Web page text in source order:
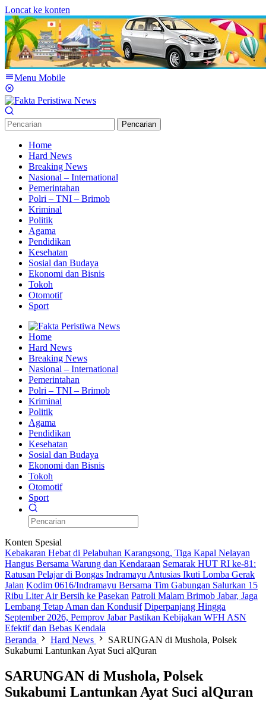
Loncat ke konten
Menu Mobile
Pencarian
Home
Hard News
Breaking News
Nasional – International
Pemerintahan
Polri – TNI – Brimob
Kriminal
Politik
Agama
Pendidikan
Kesehatan
Sosial dan Budaya
Ekonomi dan Bisnis
Tokoh
Otomotif
Sport
Home
Hard News
Breaking News
Nasional – International
Pemerintahan
Polri – TNI – Brimob
Kriminal
Politik
Agama
Pendidikan
Kesehatan
Sosial dan Budaya
Ekonomi dan Bisnis
Tokoh
Otomotif
Sport
Konten Spesial
Kebakaran Hebat di Pelabuhan Karangsong, Tiga Kapal Nelayan
Hangus Bersama Warung dan Kendaraan Semarak HUT RI ke-81:
Ratusan Pelajar di Bongas Indramayu Antusias Ikuti Lomba Gerak
Jalan Kodim 0616/Indramayu Bersama Tim Gabungan Salurkan 15
Ribu Liter Air Bersih ke Pasekan Patroli Malam Brimob Jabar, Jaga
Lembang Tetap Aman dan Kondusif Diperpanjang Hingga
September 2026, Pemprov Jabar Pastikan Kebijakan WFH ASN
Efektif dan Bebas Kendala
Beranda
Hard News
SARUNGAN di Mushola, Polsek
Sukabumi Lantunkan Ayat Suci alQuran
SARUNGAN di Mushola, Polsek
Sukabumi Lantunkan Ayat Suci alQuran